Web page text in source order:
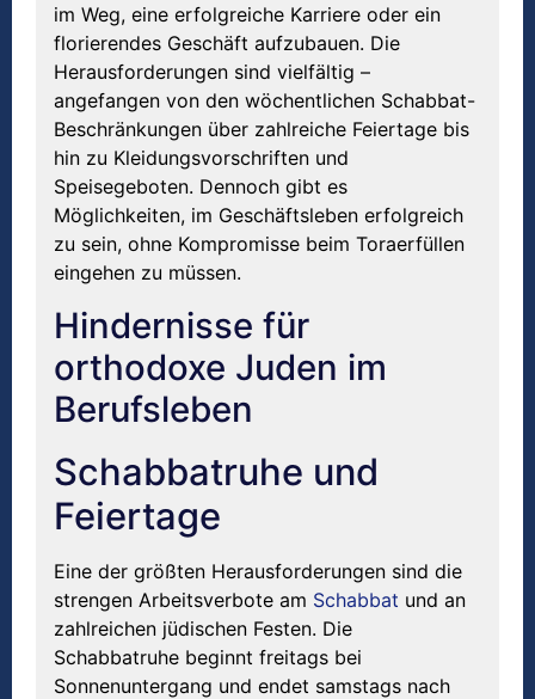
im Weg, eine erfolgreiche Karriere oder ein
florierendes Geschäft aufzubauen. Die
Herausforderungen sind vielfältig –
angefangen von den wöchentlichen Schabbat-
Beschränkungen über zahlreiche Feiertage bis
hin zu Kleidungsvorschriften und
Speisegeboten. Dennoch gibt es
Möglichkeiten, im Geschäftsleben erfolgreich
zu sein, ohne Kompromisse beim Toraerfüllen
eingehen zu müssen.
Hindernisse für
orthodoxe Juden im
Berufsleben
Schabbatruhe und
Feiertage
Eine der größten Herausforderungen sind die
strengen Arbeitsverbote am Schabbat und an
zahlreichen jüdischen Festen. Die
Schabbatruhe beginnt freitags bei
Sonnenuntergang und endet samstags nach